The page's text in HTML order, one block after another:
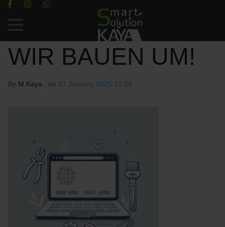
Mobile Menu Toggle
WIR BAUEN UM!
By M.Kaya , on 07 January 2025 12:05